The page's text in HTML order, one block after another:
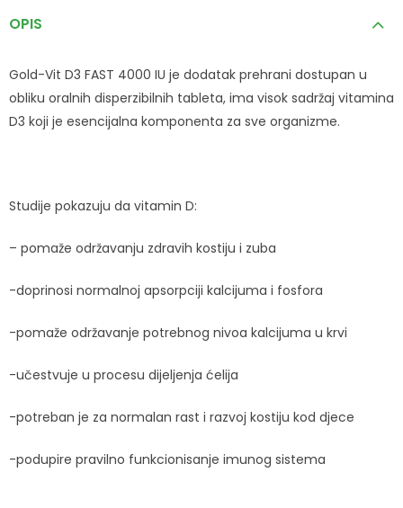
OPIS
Gold-Vit D3 FAST 4000 IU je dodatak prehrani dostupan u
obliku oralnih disperzibilnih tableta, ima visok sadržaj vitamina
D3 koji je esencijalna komponenta za sve organizme.
Studije pokazuju da vitamin D:
– pomaže održavanju zdravih kostiju i zuba
-doprinosi normalnoj apsorpciji kalcijuma i fosfora
-pomaže održavanje potrebnog nivoa kalcijuma u krvi
-učestvuje u procesu dijeljenja ćelija
-potreban je za normalan rast i razvoj kostiju kod djece
-podupire pravilno funkcionisanje imunog sistema